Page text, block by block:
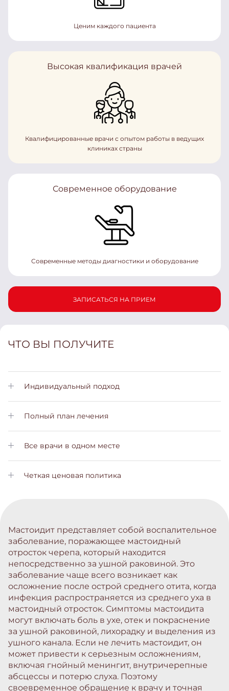
Ценим каждого пациента
Высокая квалификация врачей
Квалифицированные врачи с опытом работы в ведущих
клиниках страны
Современное оборудование
Современные методы диагностики и оборудование
ЗАПИСАТЬСЯ НА ПРИЕМ
ЧТО ВЫ ПОЛУЧИТЕ
Индивидуальный подход
Личный менеджер позаботится о Вас на всех этапах лечения
Полный план лечения
Вы получите подробный план лечения с пояснениями на
всех этапах
Все врачи в одном месте
Вам не нужно будет обращаться в другие больницы. Все
услуги вы сможете получить у нас
Четкая ценовая политика
Мастоидит представляет собой воспалительное
заболевание, поражающее мастоидный
отросток черепа, который находится
непосредственно за ушной раковиной. Это
заболевание чаще всего возникает как
осложнение после острой среднего отита, когда
инфекция распространяется из среднего уха в
мастоидный отросток. Симптомы мастоидита
могут включать боль в ухе, отек и покраснение
за ушной раковиной, лихорадку и выделения из
ушного канала. Если не лечить мастоидит, он
может привести к серьезным осложнениям,
включая гнойный менингит, внутричерепные
абсцессы и потерю слуха. Поэтому
своевременное обращение к врачу и точная